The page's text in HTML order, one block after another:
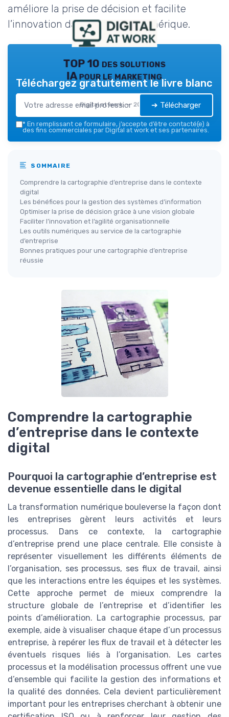
améliore la prise de décision et facilite
l’innovation dans le monde numérique.
TOP 10 des solutions
IA pour le marketing
Digital at work — 2026
Téléchargez gratuitement le livre blanc
➔ Télécharger
* En remplissant ce formulaire, j’accepte d’être contacté(e) à
des fins commerciales par Digital at work et ses partenaires.
SOMMAIRE
Comprendre la cartographie d’entreprise dans le contexte
digital
Les bénéfices pour la gestion des systèmes d’information
Optimiser la prise de décision grâce à une vision globale
Faciliter l’innovation et l’agilité organisationnelle
Les outils numériques au service de la cartographie
d’entreprise
Bonnes pratiques pour une cartographie d’entreprise
réussie
Comprendre la cartographie
d’entreprise dans le contexte
digital
Pourquoi la cartographie d’entreprise est
devenue essentielle dans le digital
La transformation numérique bouleverse la façon dont
les entreprises gèrent leurs activités et leurs
processus. Dans ce contexte, la cartographie
d’entreprise prend une place centrale. Elle consiste à
représenter visuellement les différents éléments de
l’organisation, ses processus, ses flux de travail, ainsi
que les interactions entre les équipes et les systèmes.
Cette approche permet de mieux comprendre la
structure globale de l’entreprise et d’identifier les
points d’amélioration. La cartographie processus, par
exemple, aide à visualiser chaque étape d’un processus
entreprise, à repérer les flux de travail et à détecter les
éventuels risques liés à l’organisation. Les cartes
processus et la modélisation processus offrent une vue
d’ensemble qui facilite la gestion des informations et
la qualité des données. Cela devient particulièrement
important pour les entreprises cherchant à obtenir une